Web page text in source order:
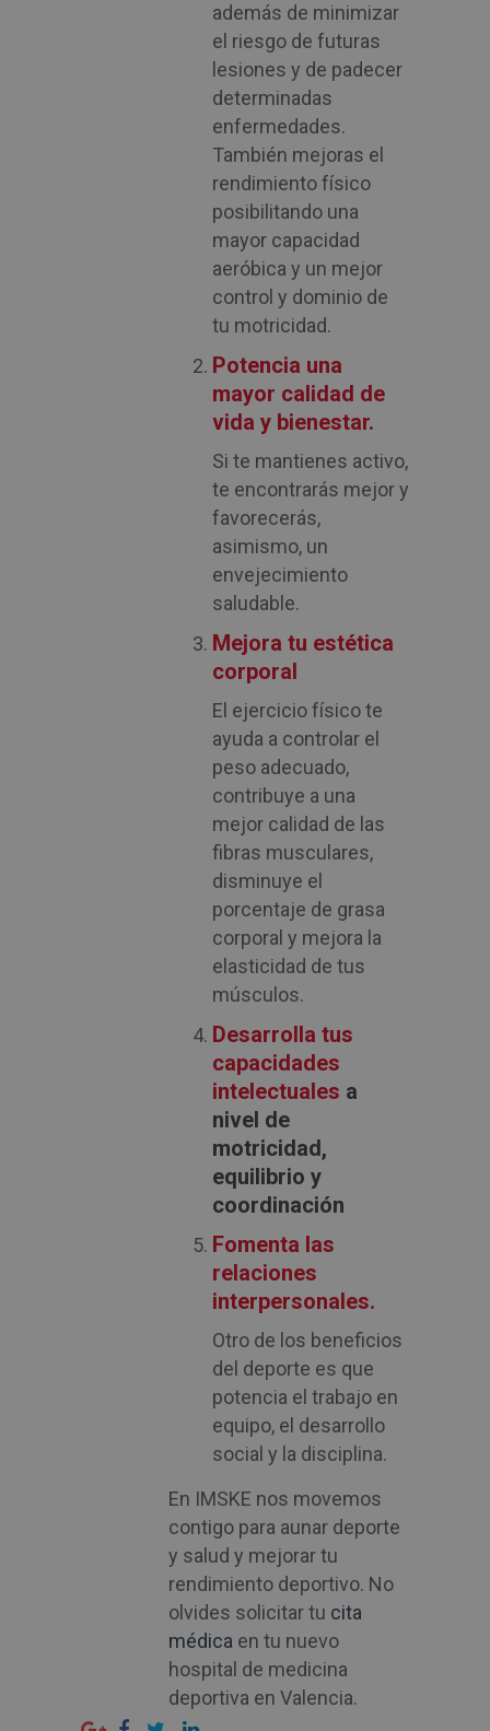
además de minimizar
el riesgo de futuras
lesiones y de padecer
determinadas
enfermedades.
También mejoras el
rendimiento físico
posibilitando una
mayor capacidad
aeróbica y un mejor
control y dominio de
tu motricidad.
Potencia una
mayor calidad de
vida y bienestar.
Si te mantienes activo,
te encontrarás mejor y
favorecerás,
asimismo, un
envejecimiento
saludable.
Mejora tu estética
corporal
El ejercicio físico te
ayuda a controlar el
peso adecuado,
contribuye a una
mejor calidad de las
fibras musculares,
disminuye el
porcentaje de grasa
corporal y mejora la
elasticidad de tus
músculos.
Desarrolla tus
capacidades
intelectuales a
nivel de
motricidad,
equilibrio y
coordinación
Fomenta las
relaciones
interpersonales.
Otro de los beneficios
del deporte es que
potencia el trabajo en
equipo, el desarrollo
social y la disciplina.
En IMSKE nos movemos
contigo para aunar deporte
y salud y mejorar tu
rendimiento deportivo. No
olvides solicitar tu cita
médica en tu nuevo
hospital de medicina
deportiva en Valencia.